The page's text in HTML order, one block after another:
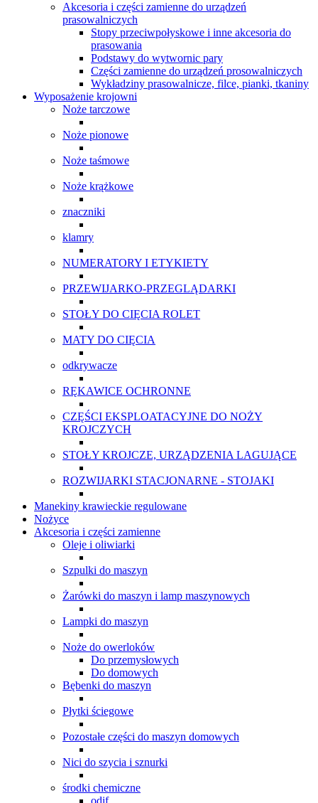
Akcesoria i części zamienne do urządzeń
prasowalniczych
Stopy przeciwpołyskowe i inne akcesoria do
prasowania
Podstawy do wytwornic pary
Części zamienne do urządzeń prosowalniczych
Wykładziny prasowalnicze, filce, pianki, tkaniny
Wyposażenie krojowni
Noże tarczowe
Noże pionowe
Noże taśmowe
Noże krążkowe
znaczniki
klamry
NUMERATORY I ETYKIETY
PRZEWIJARKO-PRZEGLĄDARKI
STOŁY DO CIĘCIA ROLET
MATY DO CIĘCIA
odkrywacze
RĘKAWICE OCHRONNE
CZĘŚCI EKSPLOATACYJNE DO NOŻY
KROJCZYCH
STOŁY KROJCZE, URZĄDZENIA LAGUJĄCE
ROZWIJARKI STACJONARNE - STOJAKI
Manekiny krawieckie regulowane
Nożyce
Akcesoria i części zamienne
Oleje i oliwiarki
Szpulki do maszyn
Żarówki do maszyn i lamp maszynowych
Lampki do maszyn
Noże do owerloków
Do przemysłowych
Do domowych
Bębenki do maszyn
Płytki ściegowe
Pozostałe części do maszyn domowych
Nici do szycia i sznurki
środki chemiczne
odif